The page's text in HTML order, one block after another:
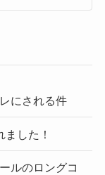
にされる件
した！
ルのロングコ